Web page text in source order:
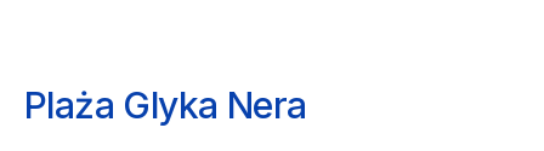
Plaża Glyka Nera